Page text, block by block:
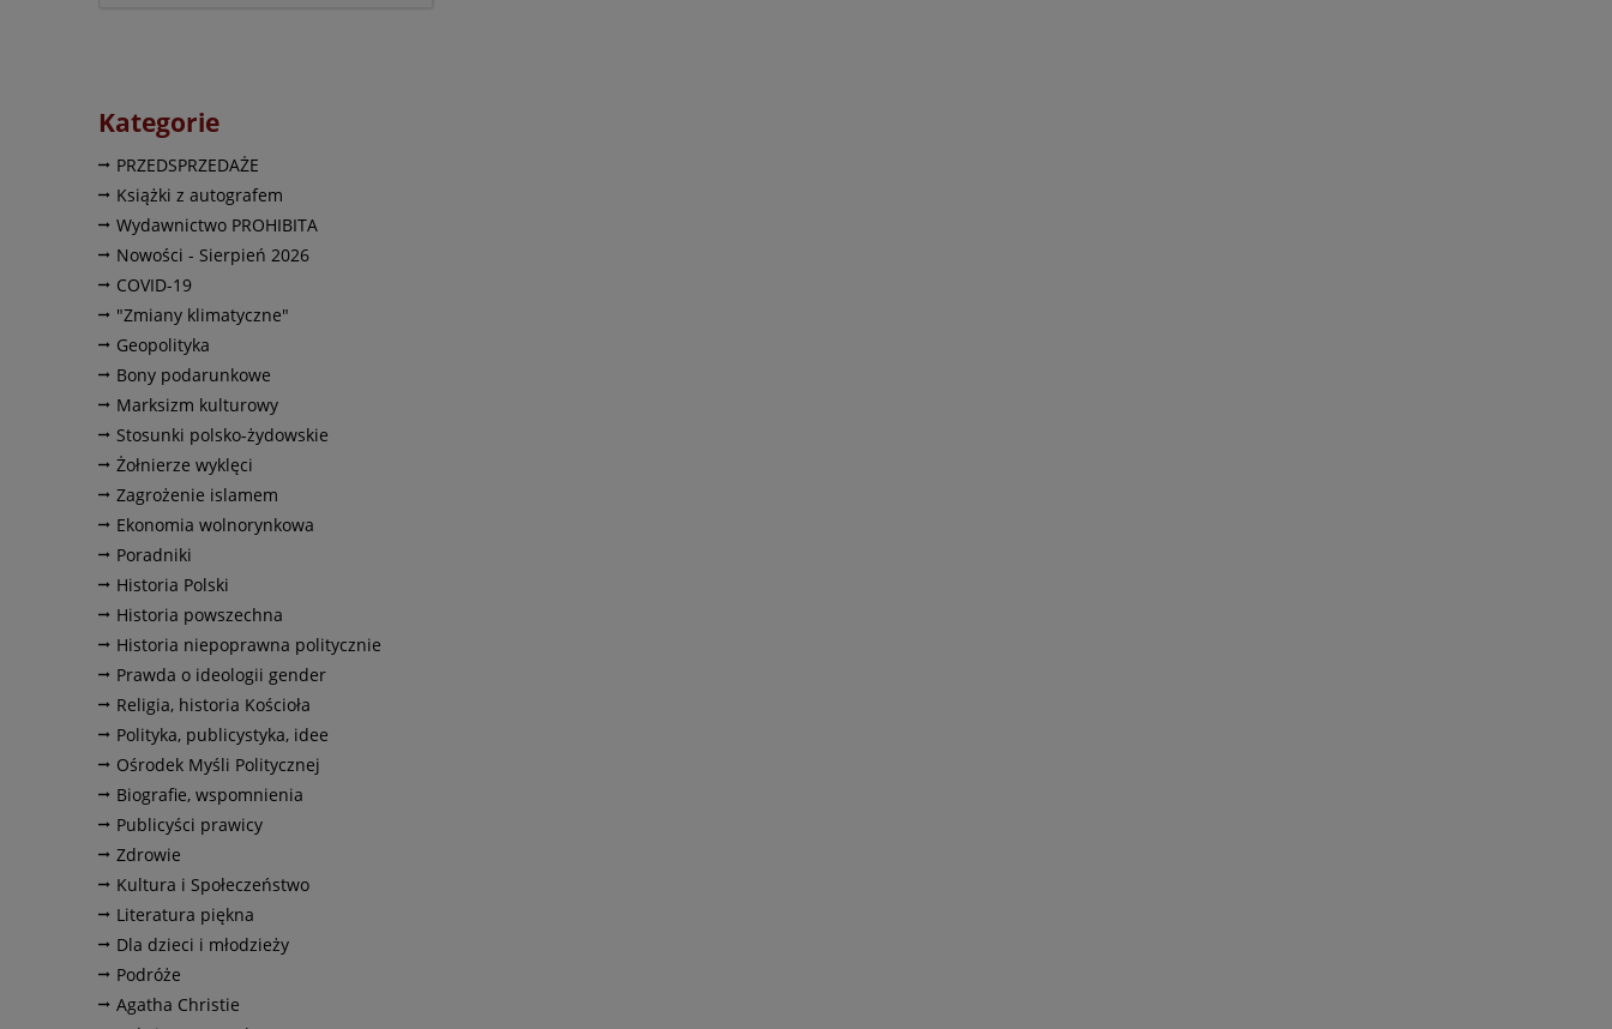
Kategorie
PRZEDSPRZEDAŻE
Książki z autografem
Wydawnictwo PROHIBITA
Nowości - Sierpień 2026
COVID-19
"Zmiany klimatyczne"
Geopolityka
Bony podarunkowe
Marksizm kulturowy
Stosunki polsko-żydowskie
Żołnierze wyklęci
Zagrożenie islamem
Ekonomia wolnorynkowa
Poradniki
Historia Polski
Historia powszechna
Historia niepoprawna politycznie
Prawda o ideologii gender
Religia, historia Kościoła
Polityka, publicystyka, idee
Ośrodek Myśli Politycznej
Biografie, wspomnienia
Publicyści prawicy
Zdrowie
Kultura i Społeczeństwo
Literatura piękna
Dla dzieci i młodzieży
Podróże
Agatha Christie